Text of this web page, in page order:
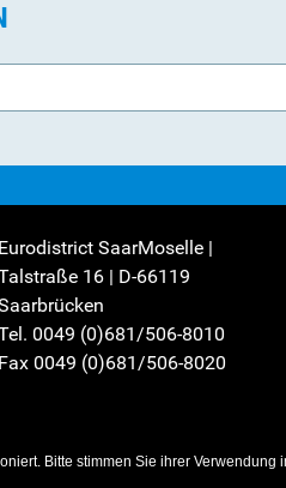
Bitte stimmen Sie ihrer
Eurodistrict SaarMoselle |
16 | D-66119
0049 (0)681/506-8010
Fax 0049 (0)681/506-8020